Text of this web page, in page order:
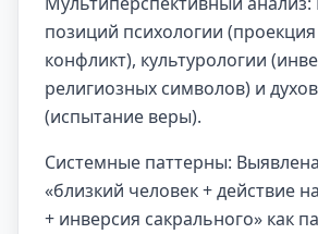
позиций психологии
конфликт), культурологии
религиозных символов) и
(испытание веры).
Системные паттерны:
«близкий человек + действие
+ инверсия сакрального» как